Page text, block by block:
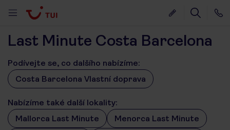
Last Minute Costa Barcelona
Podívejte se, co dalšího nabízíme:
Costa Barcelona Vlastní doprava
Nabízíme také další lokality:
Mallorca Last Minute
Menorca Last Minute